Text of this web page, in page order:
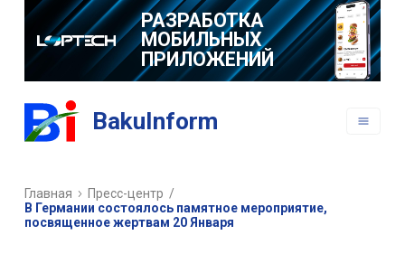
РАЗРАБОТКА
МОБИЛЬНЫХ
ПРИЛОЖЕНИЙ
BakuInform
Главная Пресс-центр /
В Германии состоялось памятное мероприятие,
посвященное жертвам 20 Января